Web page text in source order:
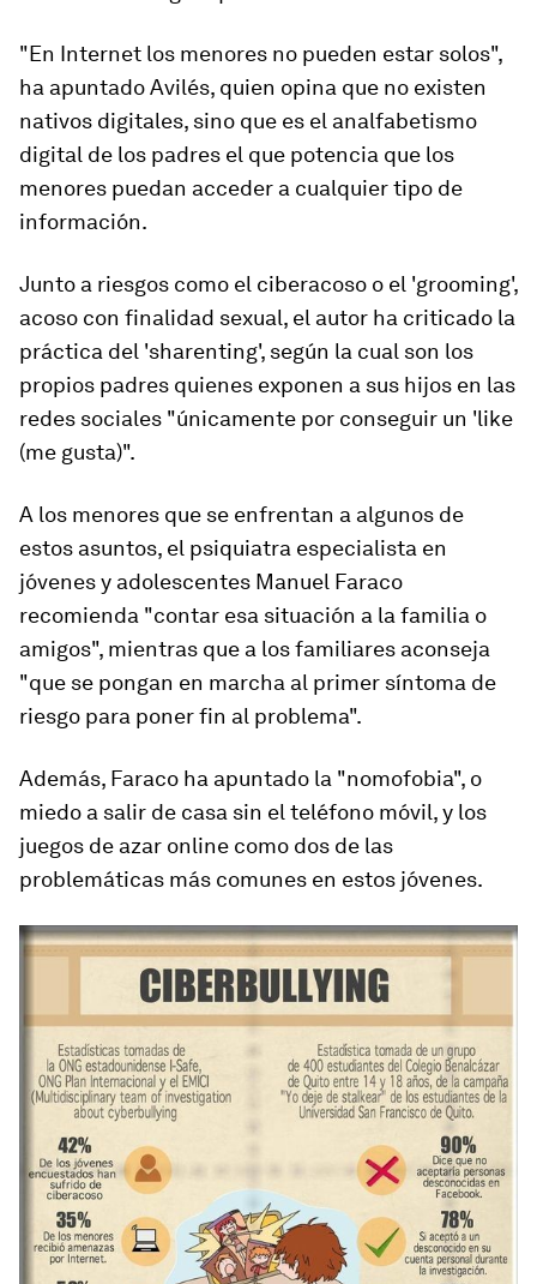
"En Internet los menores no pueden estar solos",
ha apuntado Avilés, quien opina que no existen
nativos digitales, sino que es el analfabetismo
digital de los padres el que potencia que los
menores puedan acceder a cualquier tipo de
información.
Junto a riesgos como el ciberacoso o el 'grooming',
acoso con finalidad sexual, el autor ha criticado la
práctica del 'sharenting', según la cual son los
propios padres quienes exponen a sus hijos en las
redes sociales "únicamente por conseguir un 'like
(me gusta)".
A los menores que se enfrentan a algunos de
estos asuntos, el psiquiatra especialista en
jóvenes y adolescentes Manuel Faraco
recomienda "contar esa situación a la familia o
amigos", mientras que a los familiares aconseja
"que se pongan en marcha al primer síntoma de
riesgo para poner fin al problema".
Además, Faraco ha apuntado la "nomofobia", o
miedo a salir de casa sin el teléfono móvil, y los
juegos de azar online como dos de las
problemáticas más comunes en estos jóvenes.